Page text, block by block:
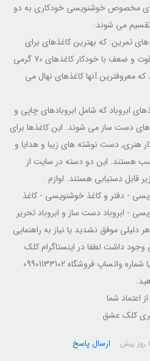
مخصوص خوشنویسی خودکاری به دو
می شوند:
تمرین: که بهترین کاغذهای برای
ایجاد قوت و ضعف با خودکار کاغذهای 70 گرمی
معروفترین آنها کاغذهای نهال می
ابروباد که شامل ابروبادهای چاپی و
دست ساز می شوند. این کاغذها برای
هنری, دست نوشته های زیبا و هدایا و
هستند. این دو دسته در سایت از
قابل دستیابی هستند. لوازم
- دفتر و کاغذ خوشنویسی - کاغذ
- ابروباد دست ساز و ابروباد تحریر
دلیلی موفق نشدید یا نیاز به راهنمایی
وجود داشت لطفا در اینستاگرام کلک
عشق یا شماره واتساپ فروشگاه 09901133102
اعتماد شما
کلک عشق
ارسال پاسخ